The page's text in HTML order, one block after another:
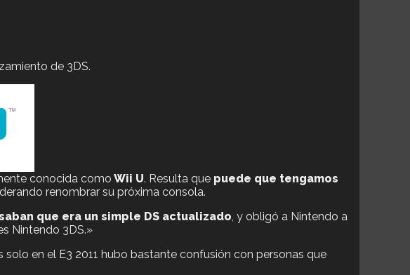
de 3DS.
conocida como Wii U. Resulta que puede que tengamos
renombrar su próxima consola.
que era un simple DS actualizado , y obligó a Nintendo a
Nintendo 3DS.»
solo en el E3 2011 hubo bastante confusión con personas que